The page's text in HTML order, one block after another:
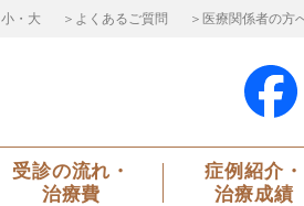
小 ・ 大 ＞よくあるご質問 ＞医療関係者の方
受診の流れ・
治療費
症例紹介・
治療成績